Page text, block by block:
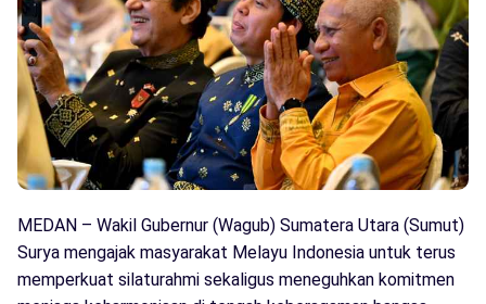
MEDAN – Wakil Gubernur (Wagub) Sumatera Utara (Sumut)
Surya mengajak masyarakat Melayu Indonesia untuk terus
memperkuat silaturahmi sekaligus meneguhkan komitmen